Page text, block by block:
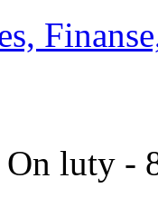
On luty -